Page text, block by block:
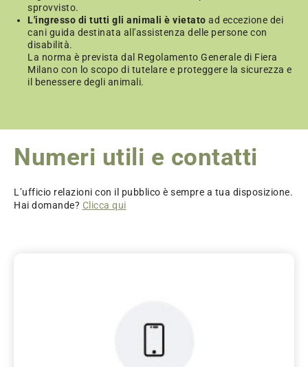
Anteprima d’Estate, con successivo affidamento al
corriere per l’invio all’indirizzo indicato. Eventuali
supplementi o casistiche particolari saranno
comunicati dal personale del desk prima della
conferma del servizio.
Anteprima d’Estate, con successivo affidamento al
corriere per l’invio all’indirizzo indicato. Eventuali
supplementi o casistiche particolari saranno
comunicati dal personale del desk prima della
conferma del servizio.
sprovvisto.
L'ingresso di tutti gli animali è vietato ad eccezione dei
cani guida destinata all'assistenza delle persone con
disabilità.
La norma è prevista dal Regolamento Generale di Fiera
Milano con lo scopo di tutelare e proteggere la sicurezza e
il benessere degli animali.
Numeri utili e contatti
L’ufficio relazioni con il pubblico è sempre a tua disposizione.
Hai domande? Clicca qui